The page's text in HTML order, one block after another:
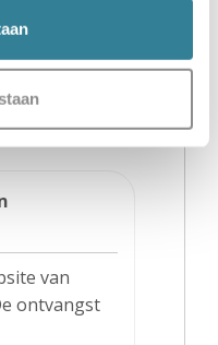
sleutel
op
van
ontvangst